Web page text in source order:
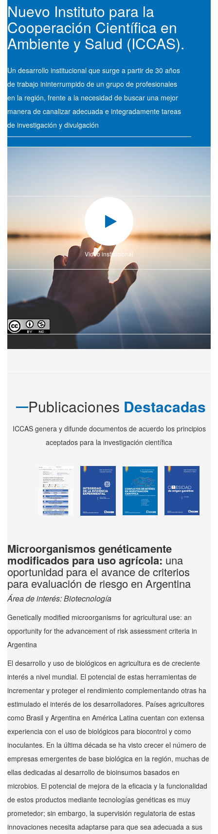
Nuevo Instituto para la
Cooperación Científica en
Ambiente y Salud (ICCAS).
Un desarrollo institucional que surge a partir de 30 años
de trabajo ininterrumpido de un grupo de profesionales
en la región, frente a la necesidad de buscar una mejor
manera de canalizar adecuada e integradamente tareas
de investigación y divulgación
Video institucional
Publicaciones Destacadas
ICCAS genera y difunde documentos de acuerdo los principios
aceptados para la investigación científica
Microorganismos genéticamente
modificados para uso agrícola: una
oportunidad para el avance de criterios
para evaluación de riesgo en Argentina
Área de interés: Biotecnología
Genetically modified microorganisms for agricultural use: an
opportunity for the advancement of risk assessment criteria in
Argentina
El desarrollo y uso de biológicos en agricultura es de creciente
interés a nivel mundial. El potencial de estas herramientas de
incrementar y proteger el rendimiento complementando otras ha
estimulado el interés de los desarrolladores. Países agricultores
como Brasil y Argentina en América Latina cuentan con extensa
experiencia con el uso de biológicos para biocontrol y como
inoculantes. En la última década se ha visto crecer el número de
empresas emergentes de base biológica en la región, muchas de
ellas dedicadas al desarrollo de bioinsumos basados ​​en
microbios. El potencial de mejora de la eficacia y la funcionalidad
de estos productos mediante tecnologías genéticas es muy
prometedor; sin embargo, la supervisión regulatoria de estas
innovaciones necesita adaptarse para que sea adecuada a sus